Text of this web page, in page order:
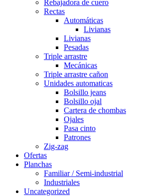
Rebajadora de cuero
Rectas
Automáticas
Livianas
Livianas
Pesadas
Triple arrastre
Mecánicas
Triple arrastre cañon
Unidades automaticas
Bolsillo jeans
Bolsillo ojal
Cartera de chombas
Ojales
Pasa cinto
Patrones
Zig-zag
Ofertas
Planchas
Familiar / Semi-industrial
Industriales
Uncategorized